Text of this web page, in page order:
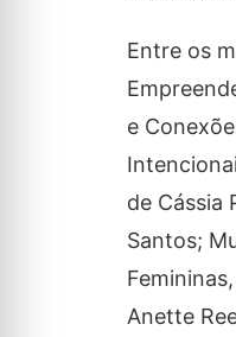
Entre os
e
de Cássia
Santos;
Anette